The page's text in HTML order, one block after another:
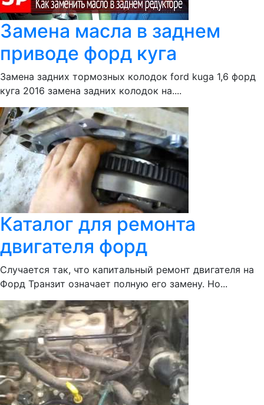
Замена масла в заднем
приводе форд куга
Замена задних тормозных колодок ford kuga 1,6 форд
куга 2016 замена задних колодок на....
Каталог для ремонта
двигателя форд
Случается так, что капитальный ремонт двигателя на
Форд Транзит означает полную его замену. Но...